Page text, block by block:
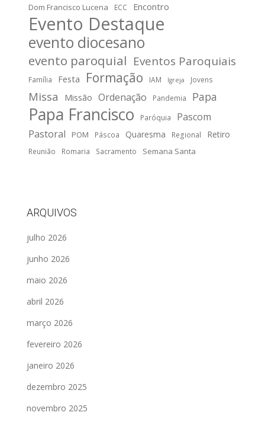
Dom Francisco Lucena
ECC Encontro
Evento Destaque
evento diocesano
evento paroquial Eventos Paroquiais
Família Festa Formação IAM Igreja Jovens
Missa Missão Ordenação Pandemia Papa
Papa Francisco Paróquia
Pascom
Pastoral
POM Páscoa Quaresma Regional Retiro
Reunião Romaria Sacramento Semana Santa
ARQUIVOS
julho 2026
junho 2026
maio 2026
abril 2026
março 2026
fevereiro 2026
janeiro 2026
dezembro 2025
novembro 2025